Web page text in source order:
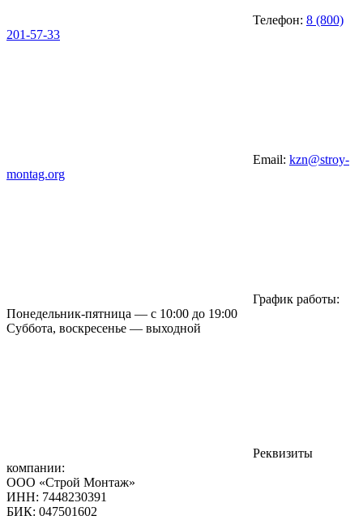
Телефон: 8 (800)
201-57-33
Email: kzn@stroy-
montag.org
График работы:
Понедельник-пятница — с 10:00 до 19:00
Суббота, воскресенье — выходной
Реквизиты
компании:
ООО «Строй Монтаж»
ИНН: 7448230391
БИК: 047501602